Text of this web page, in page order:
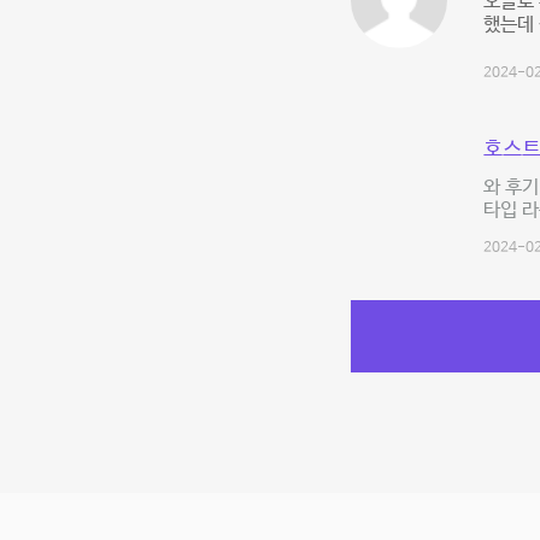
했는데
2024-
호스
와 후
타입
2024-